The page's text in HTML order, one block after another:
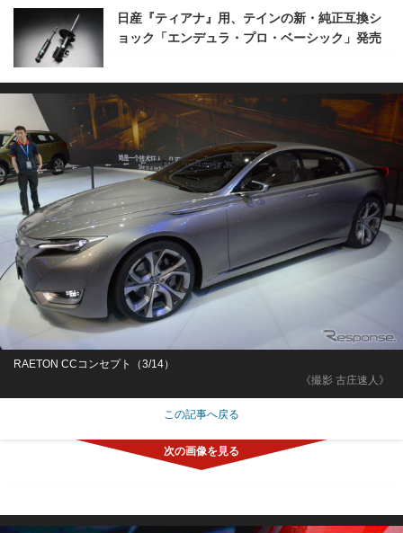
日産『ティアナ』用、テインの新・純正互換シ
ョック「エンデュラ・プロ・ベーシック」発売
《撮影 古庄速人》
RAETON CCコンセプト（3/14）
この記事へ戻る